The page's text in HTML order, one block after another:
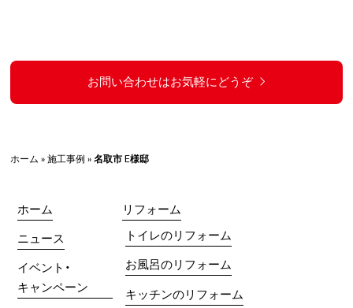
お問い合わせはお気軽にどうぞ
ホーム »施工事例 »名取市 E様邸
ホーム
ニュース
イベント・
キャンペーン
リフォーム
トイレのリフォーム
お風呂のリフォーム
キッチンのリフォーム